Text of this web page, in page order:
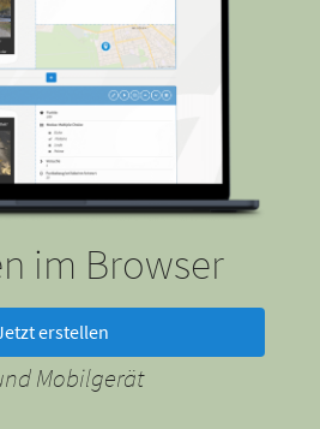
im Browser
erstellen
Mobilgerät